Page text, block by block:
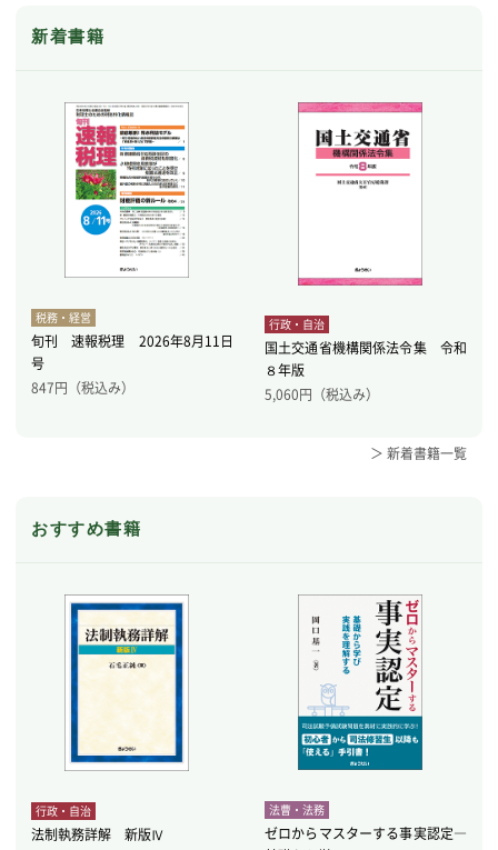
新着書籍
税務・経営
旬刊 速報税理 2026年8月11日
号
847円（税込み）
行政・自治
国土交通省機構関係法令集 令和
８年版
5,060円（税込み）
＞ 新着書籍一覧
おすすめ書籍
行政・自治
法制執務詳解 新版Ⅳ
法曹・法務
ゼロからマスターする事実認定―